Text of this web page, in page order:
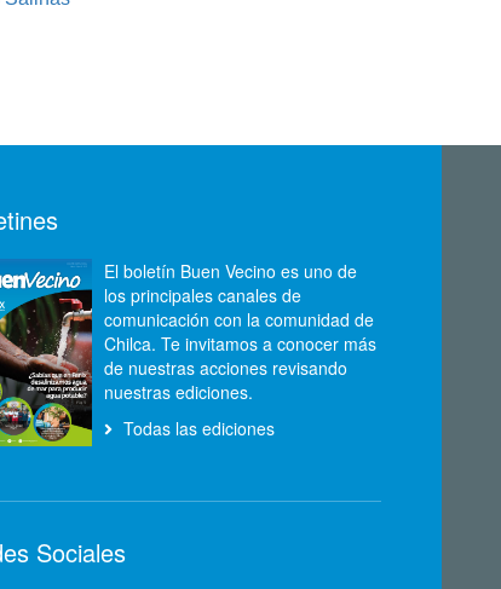
El boletín Buen Vecino es uno de
los principales canales de
comunicación con la comunidad de
Chilca. Te invitamos a conocer más
de nuestras acciones revisando
nuestras ediciones.
Todas las ediciones
Sociales